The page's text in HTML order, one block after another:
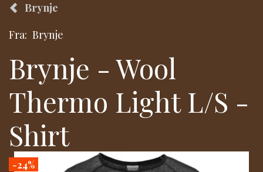
Brynje
Fra: Brynje
Brynje - Wool
Thermo Light L/S -
Shirt
-24%